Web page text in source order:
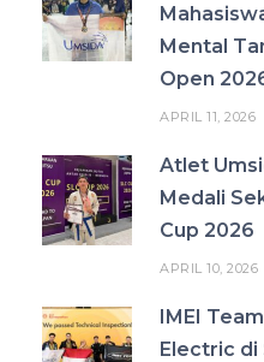
Mental
Open
APRIL 11, 2026
Atlet
Medali
Cup 2026
APRIL 10, 2026
IMEI
Electric di